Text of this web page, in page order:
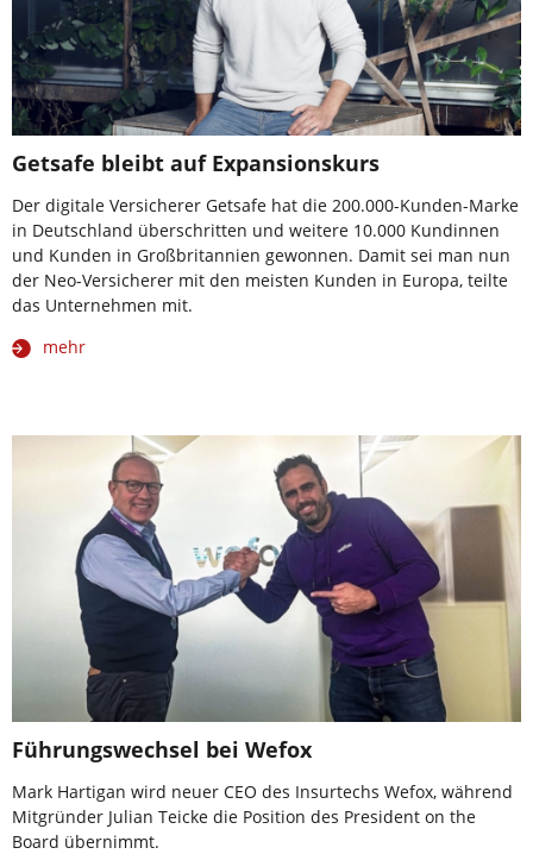
Getsafe bleibt auf Expansionskurs
Der digitale Versicherer Getsafe hat die 200.000-Kunden-Marke
in Deutschland überschritten und weitere 10.000 Kundinnen
und Kunden in Großbritannien gewonnen. Damit sei man nun
der Neo-Versicherer mit den meisten Kunden in Europa, teilte
das Unternehmen mit.
mehr
Führungswechsel bei Wefox
Mark Hartigan wird neuer CEO des Insurtechs Wefox, während
Mitgründer Julian Teicke die Position des President on the
Board übernimmt.